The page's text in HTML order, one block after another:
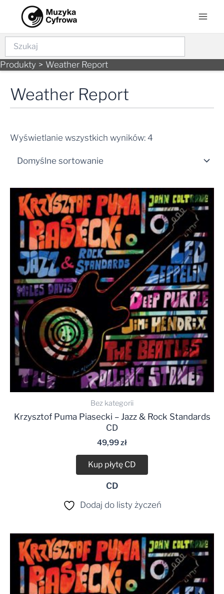
content
Szukaj
Produkty Weather Report
Weather Report
Wyświetlanie wszystkich wyników: 4
Bez kategorii
Krzysztof Puma Piasecki – Jazz & Rock Standards
CD
49,99zł
Kup płytę CD
CD
Dodaj do listy życzeń